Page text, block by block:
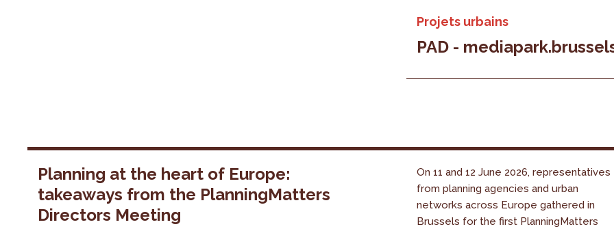
Projets urbains
PAD -
Planning at the heart of Europe:
takeaways from the PlanningMatters
Directors Meeting
On 11 and 12 June 2026, representatives
from planning agencies and urban
networks across Europe gathered in
Brussels for the first PlanningMatters